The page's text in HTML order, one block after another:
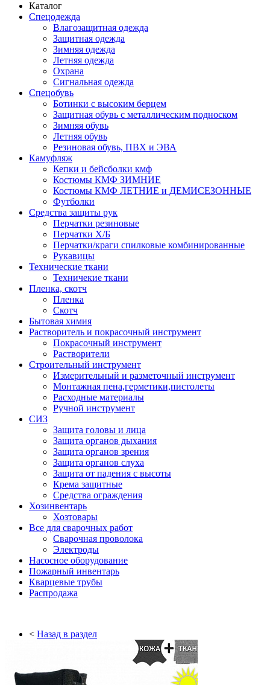
Каталог
Спецодежда
Влагозащитная одежда
Защитная одежда
Зимняя одежда
Летняя одежда
Охрана
Сигнальная одежда
Спецобувь
Ботинки с высоким берцем
Защитная обувь с металлическим подноском
Зимняя обувь
Летняя обувь
Резиновая обувь, ПВХ и ЭВА
Камуфляж
Кепки и бейсболки кмф
Костюмы КМФ ЗИМНИЕ
Костюмы КМФ ЛЕТНИЕ и ДЕМИСЕЗОННЫЕ
Футболки
Средства защиты рук
Перчатки резиновые
Перчатки Х/Б
Перчатки/краги спилковые комбинированные
Рукавицы
Технические ткани
Техничекие ткани
Пленка, скотч
Пленка
Скотч
Бытовая химия
Растворитель и покрасочный инструмент
Покрасочный инструмент
Растворители
Строительный инструмент
Измерительный и разметочный инструмент
Монтажная пена,герметики,пистолеты
Расходные материалы
Ручной инструмент
СИЗ
Защита головы и лица
Защита органов дыхания
Защита органов зрения
Защита органов слуха
Защита от падения с высоты
Крема защитные
Средства ограждения
Хозинвентарь
Хозтовары
Все для сварочных работ
Сварочная проволока
Электроды
Насосное оборудование
Пожарный инвентарь
Кварцевые трубы
Распродажа
< Назад в раздел